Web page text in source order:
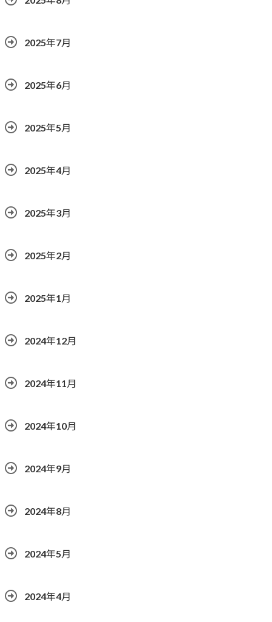
2025年7月
2025年6月
2025年5月
2025年4月
2025年3月
2025年2月
2025年1月
2024年12月
2024年11月
2024年10月
2024年9月
2024年8月
2024年5月
2024年4月